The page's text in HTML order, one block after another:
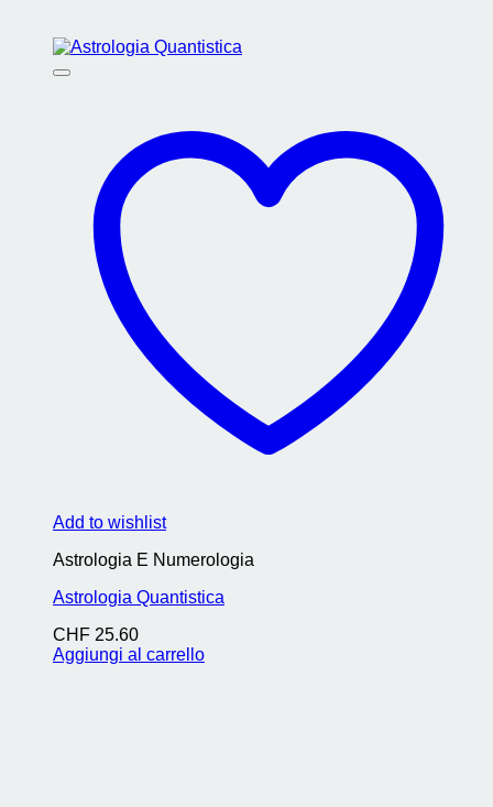
Add to wishlist
Astrologia E Numerologia
Astrologia Quantistica
CHF 25.60
Aggiungi al carrello